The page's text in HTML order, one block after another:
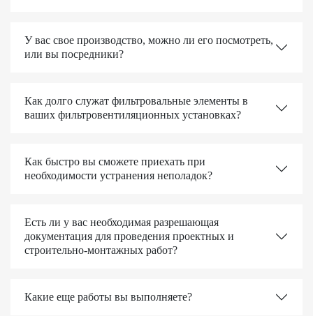
У вас свое производство, можно ли его посмотреть,
или вы посредники?
Как долго служат фильтровальные элементы в
ваших фильтровентиляционных установках?
Как быстро вы сможете приехать при
необходимости устранения неполадок?
Есть ли у вас необходимая разрешающая
документация для проведения проектных и
строительно-монтажных работ?
Какие еще работы вы выполняете?